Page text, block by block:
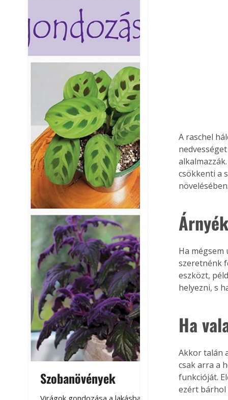
Szobanövények
Virágoskert:
teraszon,
A raschel
csökkenti a
növelésében.
Ha
szeretnénk
eszközt,
helyezni, s
Ha
Akkor talán
csak arra a
funkcióját.
ezért bárhol